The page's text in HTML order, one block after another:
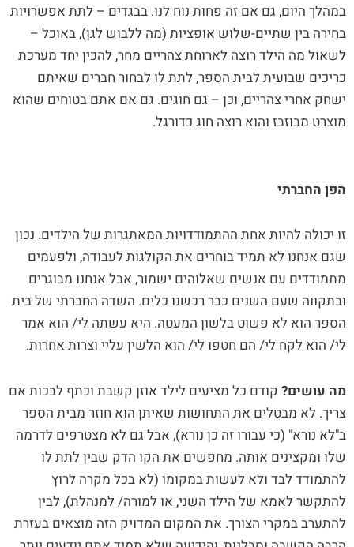
במהלך היום, גם אם זה פחות נוח לנו. בבגדים – לתת אפשרויות
בחירה בין שתיים-שלוש אופציות (מה ללבוש לגן), באוכל –
לשאול מה הילד רוצה לארוחת צהריים מחר, להכין יחד מערכת
כריכים שבועית לבית הספר, לתת לו לבחור חברים שאיתם
ישחק אחרי צהריים, וכן – גם חוגים. גם אם אתם בטוחים שהוא
מוצרט מבוזבז והוא רוצה חוג כדורגל.
הפן החברתי
זו יכולה להיות אחת ההתמודדויות המאתגרות של הילדים. נכון
שגם אנחנו לא תמיד בוחרים את הקולגות לעבודה, ולפעמים
מתמודדים עם אנשים שאלוהים ישמור, אבל אנחנו מבוגרים
ובתקווה שעם השנים כבר רכשנו כלים. השדה החברתי של בית
הספר הוא לא פשוט בלשון המעטה. היא עשתה לי/ הוא אמר
לי/ הוא לקח לי/ הם חטפו לי/ הוא הלשין עליי וצרות אחרות.
מה עושים? קודם כל מציעים לילד אוזן קשבת וכתף לבכות אם
צריך. לא מבטלים את התחושות שאיתן הוא חוזר מבית הספר
ב"לא נורא" (כי עבורו זה כן נורא), אבל גם לא מצטרפים לדרמה
שלו ומקצינים אותה. מחפשים את הקו הדק שבין לתת לו
להתמודד לבד ולא לעשות במקומו (לא בכל מקרה לרוץ
להתקשר לאמא של הילד השני, או למורה/ למנהלת), לבין
להתערב במקרי הצורך. את המקום המדויק הזה מוצאים בעזרת